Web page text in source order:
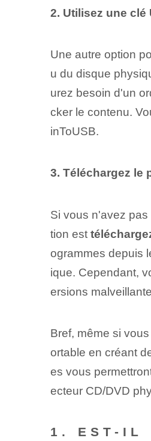
2. Utilisez une clé
Une autre option
u du disque
urez besoin d'un
cker le contenu.
inToUSB.
3. Téléchargez le⁤
Si vous n'avez
tion est
ogrammes depuis
ique. Cependant,
ersions
Bref, même si
ortable en créant
es vous
ecteur CD/DVD
1. EST-IL